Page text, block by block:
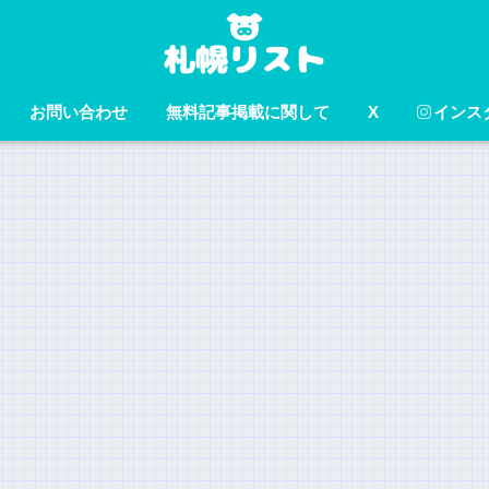
お問い合わせ 無料記事掲載に関して X インス